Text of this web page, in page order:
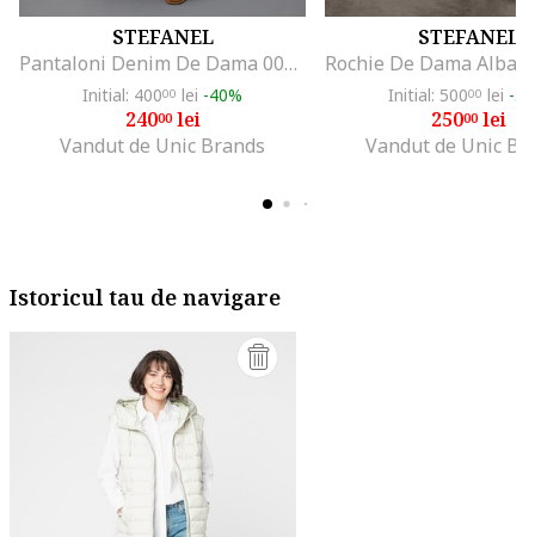
STEFANEL
Pantaloni Denim De Dama 003570227
Initial: 40000 lei -40%
24000lei
Vandut de Unic Brands
STEFANEL
Initial: 50000 lei -
25000lei
Vandut de Unic
Istoricul tau de navigare